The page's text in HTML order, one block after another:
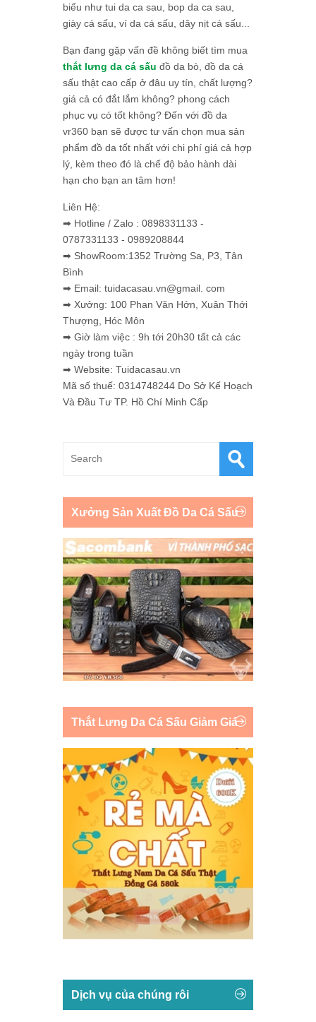
biểu như tui da ca sau, bop da ca sau,
giày cá sấu, ví da cá sấu, dây nịt cá sấu...
Bạn đang gặp vấn đề không biết tìm mua
thắt lưng da cá sấu đồ da bò, đồ da cá
sấu thật cao cấp ở đâu uy tín, chất lượng?
giá cả có đắt lắm không? phong cách
phục vụ có tốt không? Đến với đồ da
vr360 bạn sẽ được tư vấn chọn mua sản
phẩm đồ da tốt nhất với chi phí giá cả hợp
lý, kèm theo đó là chế độ bảo hành dài
hạn cho bạn an tâm hơn!
Liên Hệ:
➡ Hotline / Zalo : 0898331133 -
0787331133 - 0989208844
➡ ShowRoom:1352 Trường Sa, P3, Tân
Bình
➡ Email: tuidacasau.vn@gmail. com
➡ Xưởng: 100 Phan Văn Hớn, Xuân Thới
Thượng, Hóc Môn
➡ Giờ làm việc : 9h tới 20h30 tất cả các
ngày trong tuần
➡ Website: Tuidacasau.vn
Mã số thuế: 0314748244 Do Sở Kế Hoạch
Và Đầu Tư TP. Hồ Chí Minh Cấp
Xưởng Sản Xuất Đồ Da Cá Sấu
Thắt Lưng Da Cá Sấu Giảm Giá
Dịch vụ của chúng rôi